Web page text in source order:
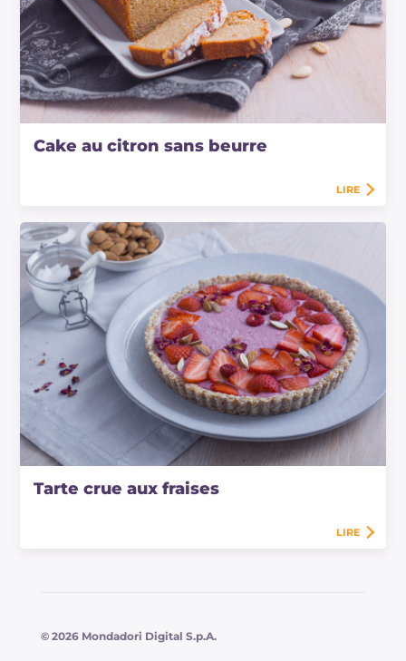
Cake au citron sans beurre
LIRE
Tarte crue aux fraises
LIRE
© 2026 Mondadori Digital S.p.A.